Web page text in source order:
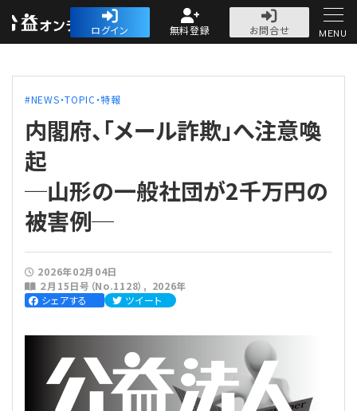
公益・一般法人オ
ログイン 無料登録
お問合せ
人気記事
法人運営
法人運営
評議員会・社員総会
理事・監事
会計・税務
定期提出書類
会計処理
労務管理
MENU
NEWS・TOPIC・特報
内閣府、「メール詐欺」へ注意喚
起
─山形の一般社団が2千万円の
被害例─
2026年02月04日
２月15日号（No.1128）
2026年
シェアする
ツイート